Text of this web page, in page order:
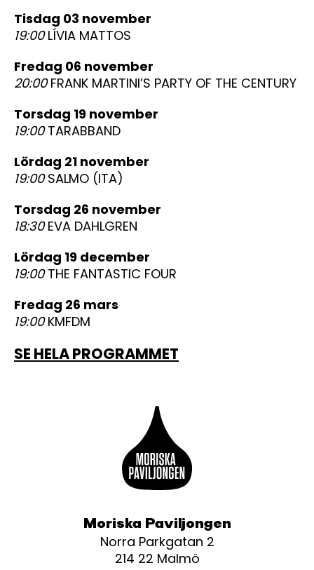
tisdag 03 november
19:00LÍVIA MATTOS
fredag 06 november
20:00FRANK MARTINI’S PARTY OF THE CENTURY
torsdag 19 november
19:00TARABBAND
lördag 21 november
19:00SALMO (ITA)
torsdag 26 november
18:30EVA DAHLGREN
lördag 19 december
19:00THE FANTASTIC FOUR
fredag 26 mars
19:00KMFDM
SE HELA PROGRAMMET
Moriska Paviljongen
Norra Parkgatan 2
214 22 Malmö